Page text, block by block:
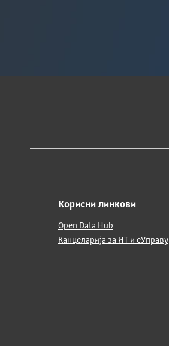
Корисни линкови
Open Data Hub
Канцеларија за ИТ и еУправу